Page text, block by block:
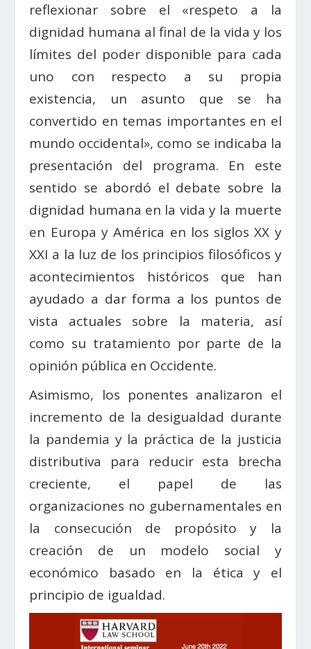
reflexionar sobre el «respeto a la
dignidad humana al final de la vida y los
límites del poder disponible para cada
uno con respecto a su propia
existencia, un asunto que se ha
convertido en temas importantes en el
mundo occidental», como se indicaba la
presentación del programa. En este
sentido se abordó el debate sobre la
dignidad humana en la vida y la muerte
en Europa y América en los siglos XX y
XXI a la luz de los principios filosóficos y
acontecimientos históricos que han
ayudado a dar forma a los puntos de
vista actuales sobre la materia, así
como su tratamiento por parte de la
opinión pública en Occidente.
Asimismo, los ponentes analizaron el
incremento de la desigualdad durante
la pandemia y la práctica de la justicia
distributiva para reducir esta brecha
creciente, el papel de las
organizaciones no gubernamentales en
la consecución de propósito y la
creación de un modelo social y
económico basado en la ética y el
principio de igualdad.